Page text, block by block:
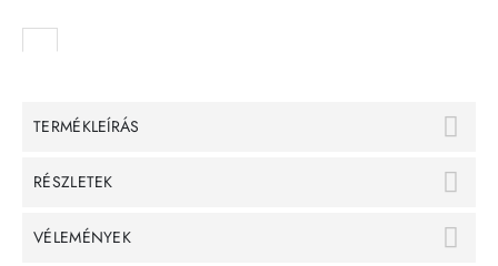
TERMÉKLEÍRÁS
RÉSZLETEK
VÉLEMÉNYEK